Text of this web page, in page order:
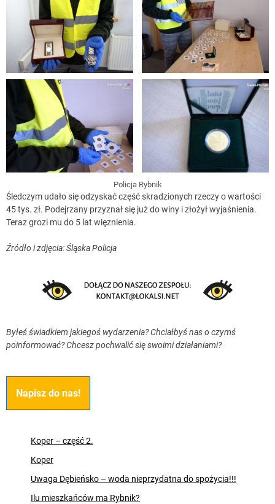
Policja Rybnik
Śledczym udało się odzyskać część skradzionych rzeczy o wartości
45 tys. zł. Podejrzany przyznał się już do winy i złożył wyjaśnienia.
Teraz grozi mu do 5 lat więznienia.
Źródło i zdjęcia: Śląska Policja
Byłeś świadkiem jakiegoś wydarzenia? Chciałbyś nas o czymś
poinformować? Chcesz pochwalić się swoimi działaniami?
Napisz do nas!
Koper – część 2.
Koper
Uwaga Dębieńsko – woda nieprzydatna do spożycia!!!
Ilu mieszkańców ma Rybnik?